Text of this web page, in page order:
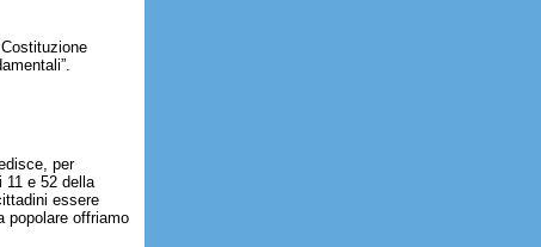
per
11 e 52 della
essere
popolare offriamo